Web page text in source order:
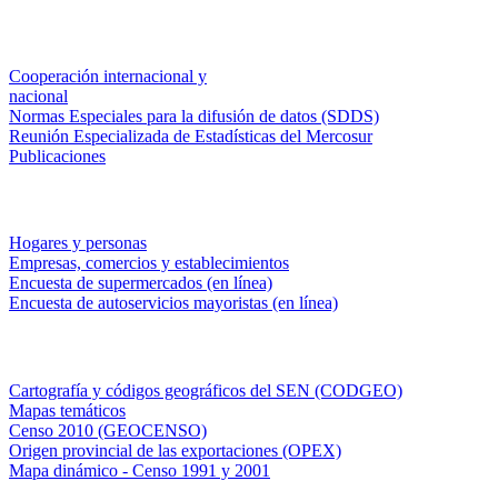
Cooperación internacional y
nacional
Normas Especiales para la difusión de datos (SDDS)
Reunión Especializada de Estadísticas del Mercosur
Publicaciones
Hogares y personas
Empresas, comercios y establecimientos
Encuesta de supermercados (en línea)
Encuesta de autoservicios mayoristas (en línea)
Cartografía y códigos geográficos del SEN (CODGEO)
Mapas temáticos
Censo 2010 (GEOCENSO)
Origen provincial de las exportaciones (OPEX)
Mapa dinámico - Censo 1991 y 2001